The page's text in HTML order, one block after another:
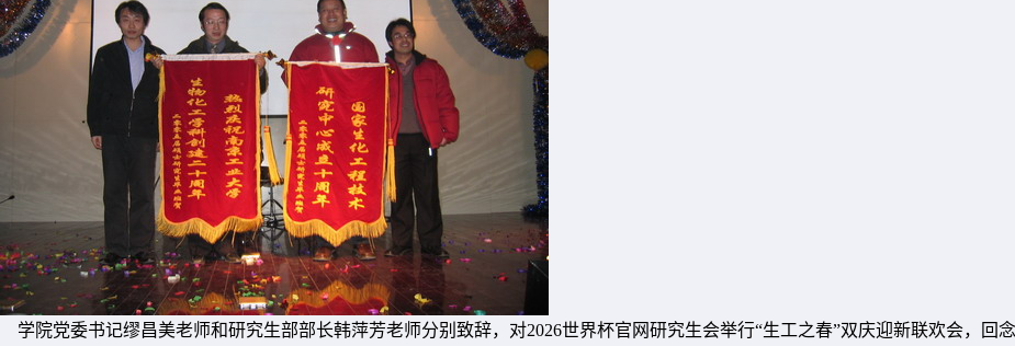
学院党委书记缪昌美老师和研究生部部长韩萍芳老师分别致辞，对2026世界杯官网研究生会举行“生工之春”双庆迎新联欢会，回